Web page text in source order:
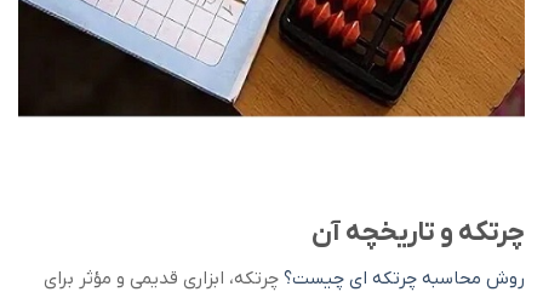
چرتکه و تاریخچه آن
روش محاسبه چرتکه ای چیست؟ چرتکه، ابزاری قدیمی و مؤثر برای